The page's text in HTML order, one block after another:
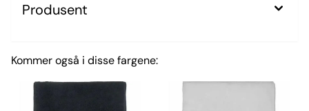
Produsent
Kommer også i disse fargene: